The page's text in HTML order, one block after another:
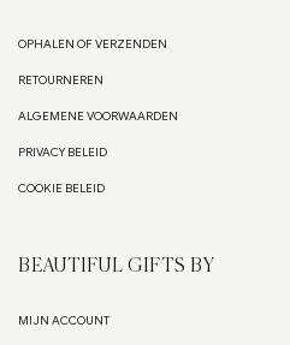
OPHALEN OF VERZENDEN
RETOURNEREN
ALGEMENE VOORWAARDEN
PRIVACY BELEID
COOKIE BELEID
BEAUTIFUL GIFTS BY
MIJN ACCOUNT